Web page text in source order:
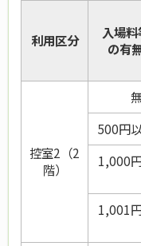
利用区分
入場料
の有
控室2（2
階）
500円
1,000
1,001